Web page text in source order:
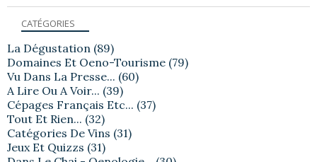
CATÉGORIES
La Dégustation (89)
Domaines Et Oeno-Tourisme (79)
Vu Dans La Presse... (60)
A Lire Ou A Voir... (39)
Cépages Français Etc... (37)
Tout Et Rien... (32)
Catégories De Vins (31)
Jeux Et Quizzs (31)